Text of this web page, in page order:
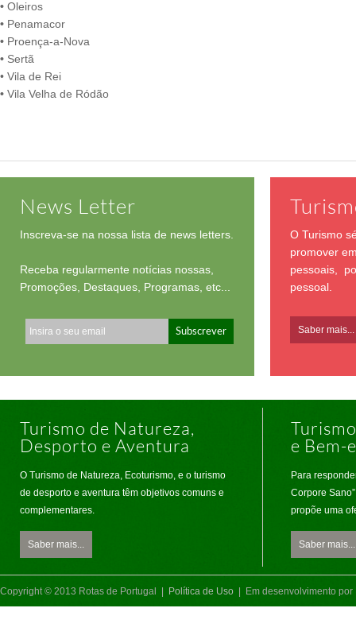
• Oleiros
• Penamacor
• Proença-a-Nova
• Sertã
• Vila de Rei
• Vila Velha de Ródão
News Letter
Inscreva-se na nossa lista de news letters.
Receba regularmente notícias nossas,
Promoções, Destaques, Programas, etc...
O Turismo
promover
pessoais,
pessoal.
Saber mais...
Turismo de Natureza,
Desporto e Aventura
O Turismo de Natureza, Ecoturismo, e o turismo
de desporto e aventura têm objetivos comuns e
complementares.
Saber mais...
e Bem-
Para
Corpore
propõe uma
Saber mais...
Copyright © 2013 Rotas de Portugal | Política de Uso | Em desenvolvimento por